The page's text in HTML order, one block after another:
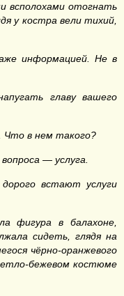
всполохами отогнать
у костра вели тихий,
информацией. Не в
главу вашего
Что в нем такого?
— услуга.
встают услуги
фигура в балахоне,
сидеть, глядя на
чёрно-оранжевого
бежевом костюме